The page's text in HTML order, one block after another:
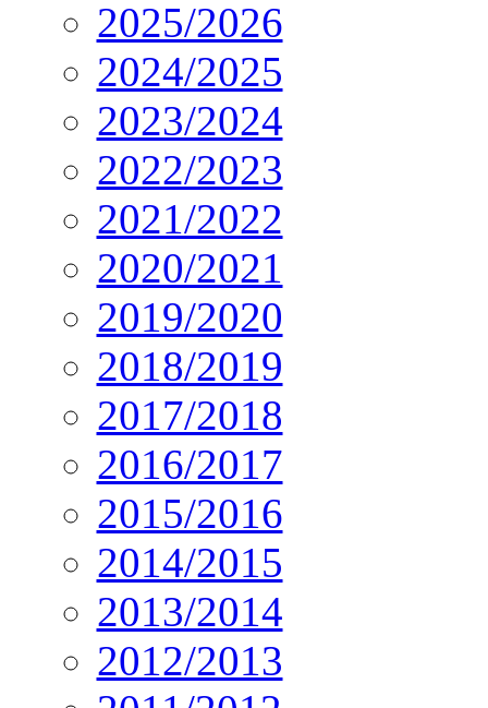
2025/2026
2024/2025
2023/2024
2022/2023
2021/2022
2020/2021
2019/2020
2018/2019
2017/2018
2016/2017
2015/2016
2014/2015
2013/2014
2012/2013